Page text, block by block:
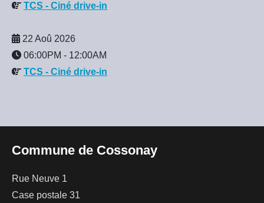
TCS - Ciné drive-in
22 Aoû 2026
06:00PM - 12:00AM
TCS - Ciné drive-in
Commune de Cossonay
Rue Neuve 1
Case postale 31